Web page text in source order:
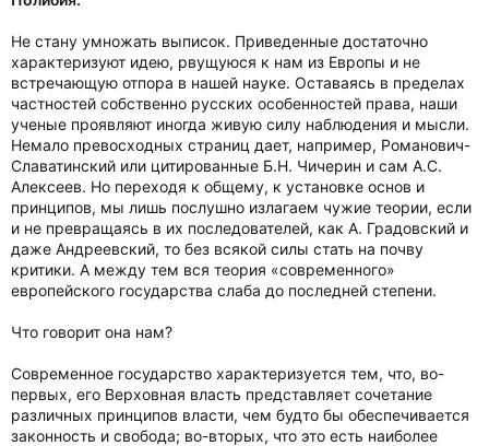
Не стану умножать выписок. Приведенные достаточно
характеризуют идею, рвущуюся к нам из Европы и не
встречающую отпора в нашей науке. Оставаясь в пределах
частностей собственно русских особенностей права, наши
ученые проявляют иногда живую силу наблюдения и мысли.
Немало превосходных страниц дает, например, Романович-
Славатинский или цитированные Б.Н. Чичерин и сам А.С.
Алексеев. Но переходя к общему, к установке основ и
принципов, мы лишь послушно излагаем чужие теории, если
и не превращаясь в их последователей, как А. Градовский и
даже Андреевский, то без всякой силы стать на почву
критики. А между тем вся теория «современного»
европейского государства слаба до последней степени.
Что говорит она нам?
Современное государство характеризуется тем, что, во-
первых, его Верховная власть представляет сочетание
различных принципов власти, чем будто бы обеспечивается
законность и свобода; во-вторых, что это есть наиболее